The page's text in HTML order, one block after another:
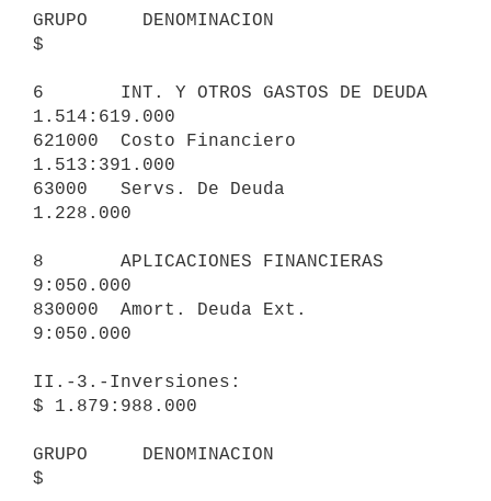
GRUPO     DENOMINACION
$
6       INT. Y OTROS GASTOS DE DEUDA
1.514:619.000
621000  Costo Financiero
1.513:391.000
63000   Servs. De Deuda
1.228.000
8       APLICACIONES FINANCIERAS
9:050.000
830000  Amort. Deuda Ext.
9:050.000
II.-3.-Inversiones:
$ 1.879:988.000
GRUPO     DENOMINACION
$